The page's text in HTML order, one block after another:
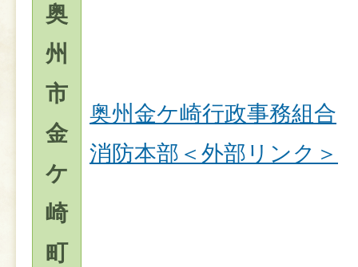
奥
州
市
金
ケ
崎
町
奥州金ケ崎行政事務組合
消防本部＜外部リンク＞